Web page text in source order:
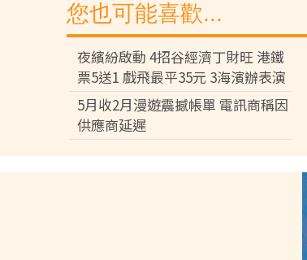
您也可能喜歡...
夜繽紛啟動 4招谷經濟丁財旺 港鐵
票5送1 戲飛最平35元 3海濱辦表演
5月收2月漫遊震撼帳單 電訊商稱因
供應商延遲